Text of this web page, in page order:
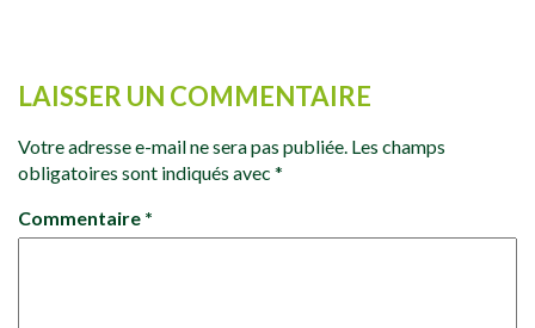
LAISSER UN COMMENTAIRE
Votre adresse e-mail ne sera pas publiée. Les champs
obligatoires sont indiqués avec *
Commentaire *